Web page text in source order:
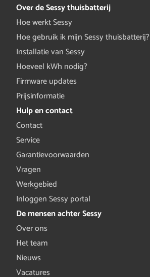
Over de Sessy thuisbatterij
Hoe werkt Sessy
Hoe gebruik ik mijn Sessy thuisbatterij?
Installatie van Sessy
Hoeveel kWh nodig?
Firmware updates
Prijsinformatie
Hulp en contact
Contact
Service
Garantievoorwaarden
Vragen
Werkgebied
Inloggen Sessy portal
De mensen achter Sessy
Over ons
Het team
Nieuws
Vacatures